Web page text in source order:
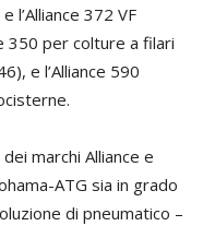
l’Alliance 372 VF
350 per colture a filari
e l’Alliance 590
marchi Alliance e
ATG sia in grado
di pneumatico –